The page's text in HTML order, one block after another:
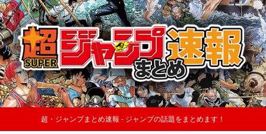
超・ジャンプまとめ速報 - ジャンプの話題をまとめます！